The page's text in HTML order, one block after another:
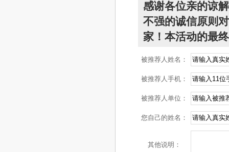
感谢各位亲的谅
不强的诚信原则
家！本活动的最
被推荐人姓名：
被推荐人手机：
被推荐人单位：
您自己的姓名：
其他说明：